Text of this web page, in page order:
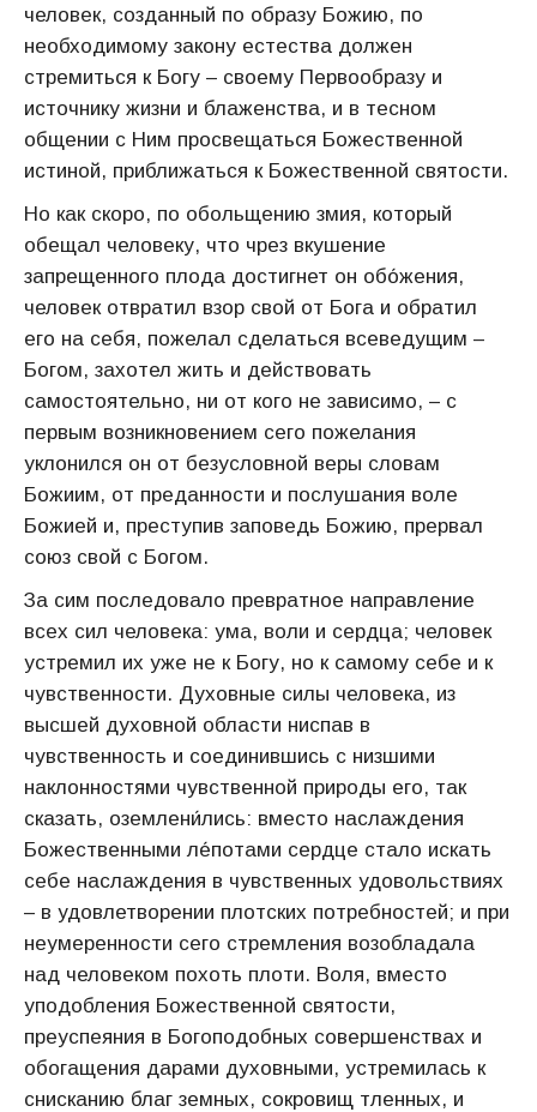
человек, созданный по образу Божию, по
необходимому закону естества должен
стремиться к Богу – своему Первообразу и
источнику жизни и блаженства, и в тесном
общении с Ним просвещаться Божественной
истиной, приближаться к Божественной святости.
Но как скоро, по обольщению змия, который
обещал человеку, что чрез вкушение
запрещенного плода достигнет он обо́жения,
человек отвратил взор свой от Бога и обратил
его на себя, пожелал сделаться всеведущим –
Богом, захотел жить и действовать
самостоятельно, ни от кого не зависимо, – с
первым возникновением сего пожелания
уклонился он от безусловной веры словам
Божиим, от преданности и послушания воле
Божией и, преступив заповедь Божию, прервал
союз свой с Богом.
За сим последовало превратное направление
всех сил человека: ума, воли и сердца; человек
устремил их уже не к Богу, но к самому себе и к
чувственности. Духовные силы человека, из
высшей духовной области ниспав в
чувственность и соединившись с низшими
наклонностями чувственной природы его, так
сказать, оземлени́лись: вместо наслаждения
Божественными ле́потами сердце стало искать
себе наслаждения в чувственных удовольствиях
– в удовлетворении плотских потребностей; и при
неумеренности сего стремления возобладала
над человеком похоть плоти. Воля, вместо
уподобления Божественной святости,
преуспеяния в Богоподобных совершенствах и
обогащения дарами духовными, устремилась к
снисканию благ земных, сокровищ тленных, и